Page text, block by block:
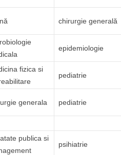
chirurgie generală
epidemiologie
fizica si
pediatrie
generala pediatrie
publica si
psihiatrie